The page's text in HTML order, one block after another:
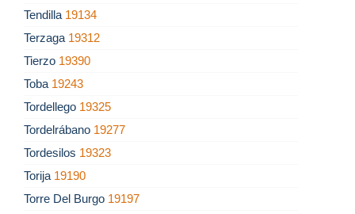
Tendilla 19134
Terzaga 19312
Tierzo 19390
Toba 19243
Tordellego 19325
Tordelrábano 19277
Tordesilos 19323
Torija 19190
Torre Del Burgo 19197